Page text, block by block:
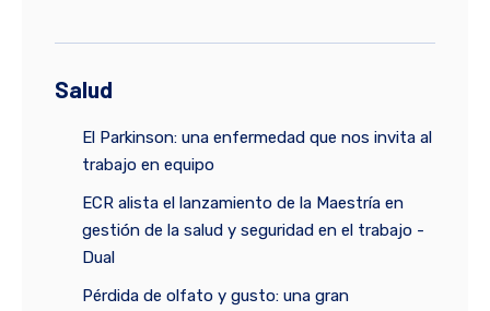
Salud
El Parkinson: una enfermedad que nos invita al
trabajo en equipo
ECR alista el lanzamiento de la Maestría en
gestión de la salud y seguridad en el trabajo -
Dual
Pérdida de olfato y gusto: una gran